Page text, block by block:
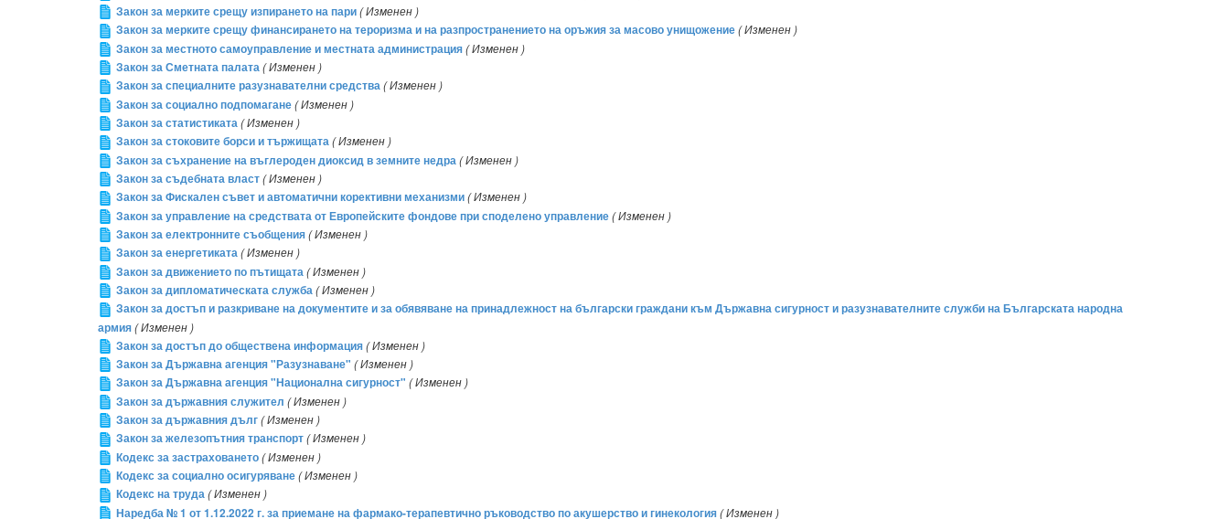
Закон за мерките срещу изпирането на пари( Изменен )
Закон за мерките срещу финансирането на тероризма и на разпространението на оръжия за масово унищожение( Изменен )
Закон за местното самоуправление и местната администрация( Изменен )
Закон за Сметната палата( Изменен )
Закон за специалните разузнавателни средства( Изменен )
Закон за социално подпомагане( Изменен )
Закон за статистиката( Изменен )
Закон за стоковите борси и тържищата( Изменен )
Закон за съхранение на въглероден диоксид в земните недра( Изменен )
Закон за съдебната власт( Изменен )
Закон за Фискален съвет и автоматични корективни механизми( Изменен )
Закон за управление на средствата от Европейските фондове при споделено управление( Изменен )
Закон за електронните съобщения( Изменен )
Закон за енергетиката( Изменен )
Закон за движението по пътищата( Изменен )
Закон за дипломатическата служба( Изменен )
Закон за достъп и разкриване на документите и за обявяване на принадлежност на български граждани към Държавна сигурност и разузнавателните служби на Българската народна
армия( Изменен )
Закон за достъп до обществена информация( Изменен )
Закон за Държавна агенция "Разузнаване" ( Изменен )
Закон за Държавна агенция "Национална сигурност" ( Изменен )
Закон за държавния служител ( Изменен )
Закон за държавния дълг( Изменен )
Закон за железопътния транспорт( Изменен )
Кодекс за застраховането( Изменен )
Кодекс за социално осигуряване( Изменен )
Кодекс на труда( Изменен )
Наредба № 1 от 1.12.2022 г. за приемане на фармако-терапевтично ръководство по акушерство и гинекология( Изменен )